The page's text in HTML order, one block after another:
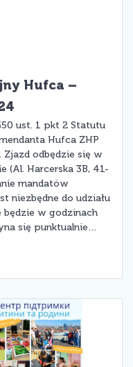
Hufca –
ust. 1 pkt 2 Statutu
Hufca ZHP
odbędzie się w
(Al. Harcerska 3B, 41-
mandatów
niezbędne do udziału
będzie w godzinach
się punktualnie…